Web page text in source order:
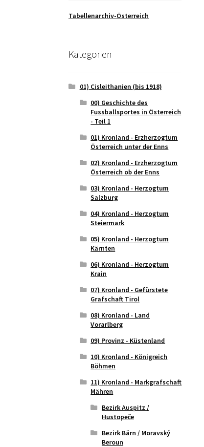
Tabellenarchiv-Österreich
Kategorien
01) Cisleithanien (bis 1918)
00) Geschichte des
Fussballsportes in Österreich
- Teil 1
01) Kronland - Erzherzogtum
Österreich unter der Enns
02) Kronland - Erzherzogtum
Österreich ob der Enns
03) Kronland - Herzogtum
Salzburg
04) Kronland - Herzogtum
Steiermark
05) Kronland - Herzogtum
Kärnten
06) Kronland - Herzogtum
Krain
07) Kronland - Gefürstete
Grafschaft Tirol
08) Kronland - Land
Vorarlberg
09) Provinz - Küstenland
10) Kronland - Königreich
Böhmen
11) Kronland - Markgrafschaft
Mähren
Bezirk Auspitz /
Hustopeče
Bezirk Bärn / Moravský
Beroun